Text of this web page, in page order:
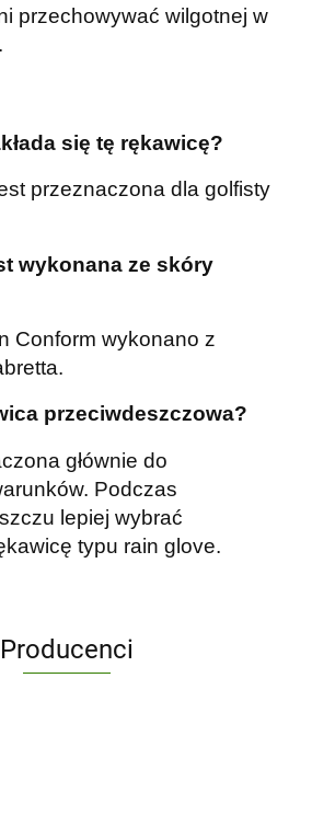
przechowywać wilgotnej w
się tę rękawicę?
przeznaczona dla golfisty
wykonana ze skóry
Conform wykonano z
przeciwdeszczowa?
głównie do
Podczas
lepiej wybrać
typu rain glove.
Producenci